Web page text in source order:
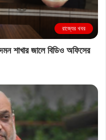
রাজ্যের খবর
শাখার জালে বিডিও অফিসের